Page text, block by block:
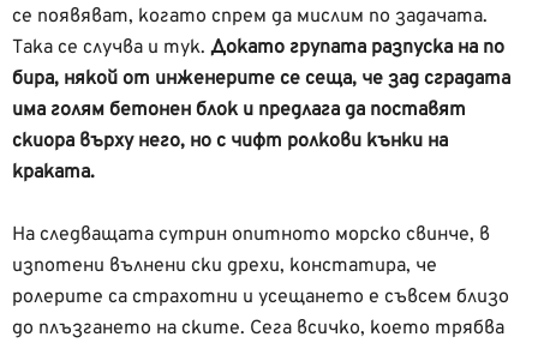
се появяват, когато спрем да мислим по задачата.
Така се случва и тук. Докато групата разпуска на по
бира, някой от инженерите се сеща, че зад сградата
има голям бетонен блок и предлага да поставят
скиора върху него, но с чифт ролкови кънки на
краката.
На следващата сутрин опитното морско свинче, в
изпотени вълнени ски дрехи, констатира, че
ролерите са страхотни и усещането е съвсем близо
до плъзгането на ските. Сега всичко, което трябва